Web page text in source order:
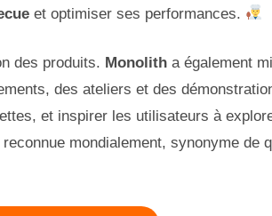
et optimiser ses performances.
des produits. Monolith a également
des ateliers et des
et inspirer les utilisateurs à
mondialement, synonyme de